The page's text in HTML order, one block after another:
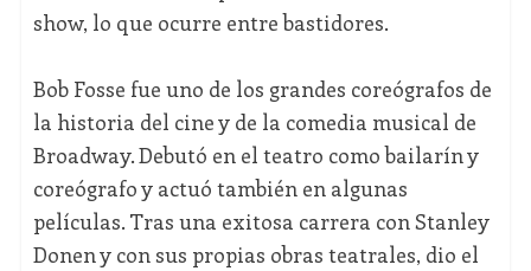
show, lo que ocurre entre bastidores.
Bob Fosse fue uno de los grandes coreógrafos de
la historia del cine y de la comedia musical de
Broadway. Debutó en el teatro como bailarín y
coreógrafo y actuó también en algunas
películas. Tras una exitosa carrera con Stanley
Donen y con sus propias obras teatrales, dio el